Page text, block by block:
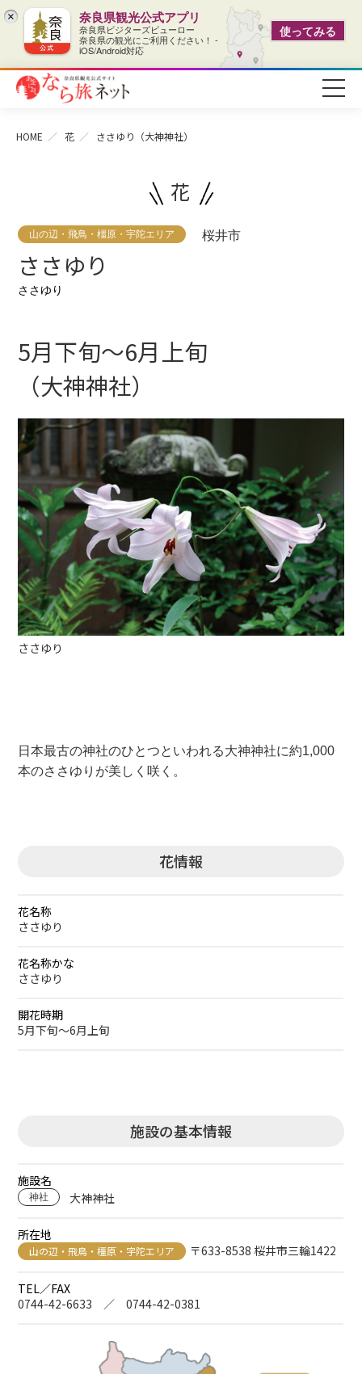
× 奈良県観光公式アプリ
奈良県ビジターズビューロー
奈良県の観光にご利用ください！ -
iOS/Android対応
使ってみる
HOME 花 ささゆり（大神神社）
花
山の辺・飛鳥・橿原・宇陀エリア 桜井市
ささゆり
ささゆり
5月下旬～6月上旬
（大神神社）
ささゆり
日本最古の神社のひとつといわれる大神神社に約1,000
本のささゆりが美しく咲く。
花情報
花名称
ささゆり
花名称かな
ささゆり
開花時期
5月下旬～6月上旬
施設の基本情報
施設名
神社 大神神社
所在地
山の辺・飛鳥・橿原・宇陀エリア 〒633-8538 桜井市三輪1422
TEL／FAX
0744-42-6633 ／ 0744-42-0381